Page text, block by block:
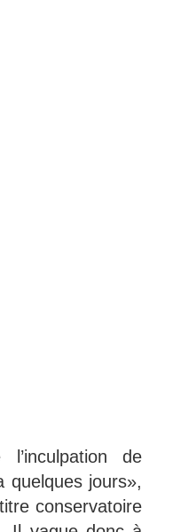
de
quelques jours»,
conservatoire